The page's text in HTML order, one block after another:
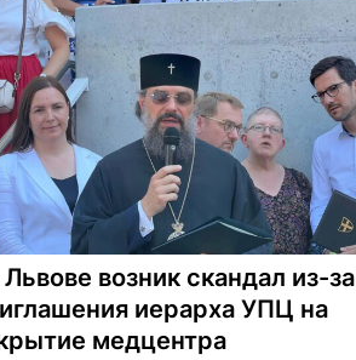
возник скандал из-за
иерарха УПЦ на
медцентра